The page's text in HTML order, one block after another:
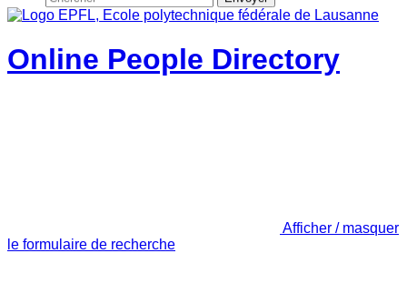
Online People Directory
Afficher / masquer
le formulaire de recherche